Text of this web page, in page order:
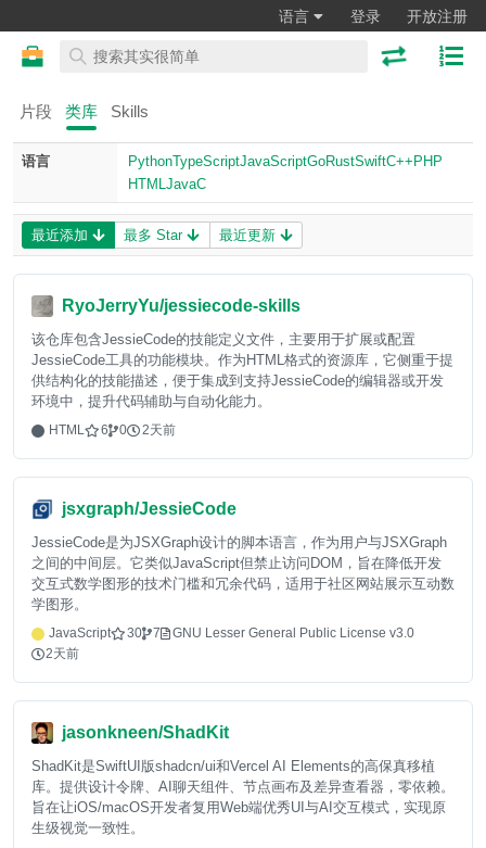
语言 登录 开放注册
片段 类库 Skills
语言 PythonTypeScriptJavaScriptGoRustSwiftC++ PHP
HTMLJavaC
最近添加 最多 Star 最近更新
RyoJerryYu/jessiecode-skills
该仓库包含JessieCode的技能定义文件，主要用于扩展或配置
JessieCode工具的功能模块。作为HTML格式的资源库，它侧重于提
供结构化的技能描述，便于集成到支持JessieCode的编辑器或开发
环境中，提升代码辅助与自动化能力。
HTML 6 0 2天前
jsxgraph/JessieCode
JessieCode是为JSXGraph设计的脚本语言，作为用户与JSXGraph
之间的中间层。它类似JavaScript但禁止访问DOM，旨在降低开发
交互式数学图形的技术门槛和冗余代码，适用于社区网站展示互动数
学图形。
JavaScript 30 7
GNU Lesser General Public License v3.0
2天前
jasonkneen/ShadKit
ShadKit是SwiftUI版shadcn/ui和Vercel AI Elements的高保真移植
库。提供设计令牌、AI聊天组件、节点画布及差异查看器，零依赖。
旨在让iOS/macOS开发者复用Web端优秀UI与AI交互模式，实现原
生级视觉一致性。